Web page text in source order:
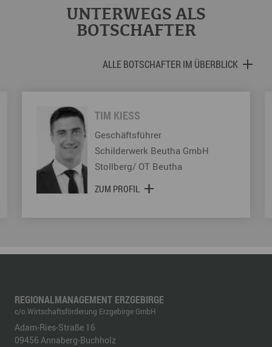
UNTERWEGS ALS
BOTSCHAFTER
ALLE BOTSCHAFTER IM ÜBERBLICK
TIM KIESS
Geschäftsführer
Schilderwerk Beutha GmbH
Stollberg/ OT Beutha
ZUM PROFIL
REGIONALMANAGEMENT ERZGEBIRGE
c/o Wirtschaftsförderung Erzgebirge GmbH
Adam-Ries-Straße 16
09456 Annaberg-Buchholz